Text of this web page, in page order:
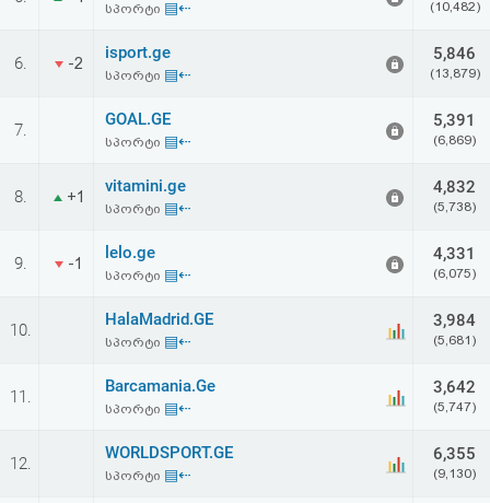
აღდგენა
HTML
შეთანხმება
უარყოფა
სპორტი ▤⇠ (10,482)
6. -2
isport.ge
სპორტი ▤⇠
5,846
(13,879)
7.
GOAL.GE
სპორტი ▤⇠
5,391
(6,869)
8. +1
vitamini.ge
სპორტი ▤⇠
4,832
(5,738)
9. -1
lelo.ge
სპორტი ▤⇠
4,331
(6,075)
10.
HalaMadrid.GE
სპორტი ▤⇠
3,984
(5,681)
11.
Barcamania.Ge
სპორტი ▤⇠
3,642
(5,747)
12.
WORLDSPORT.GE
სპორტი ▤⇠
6,355
(9,130)